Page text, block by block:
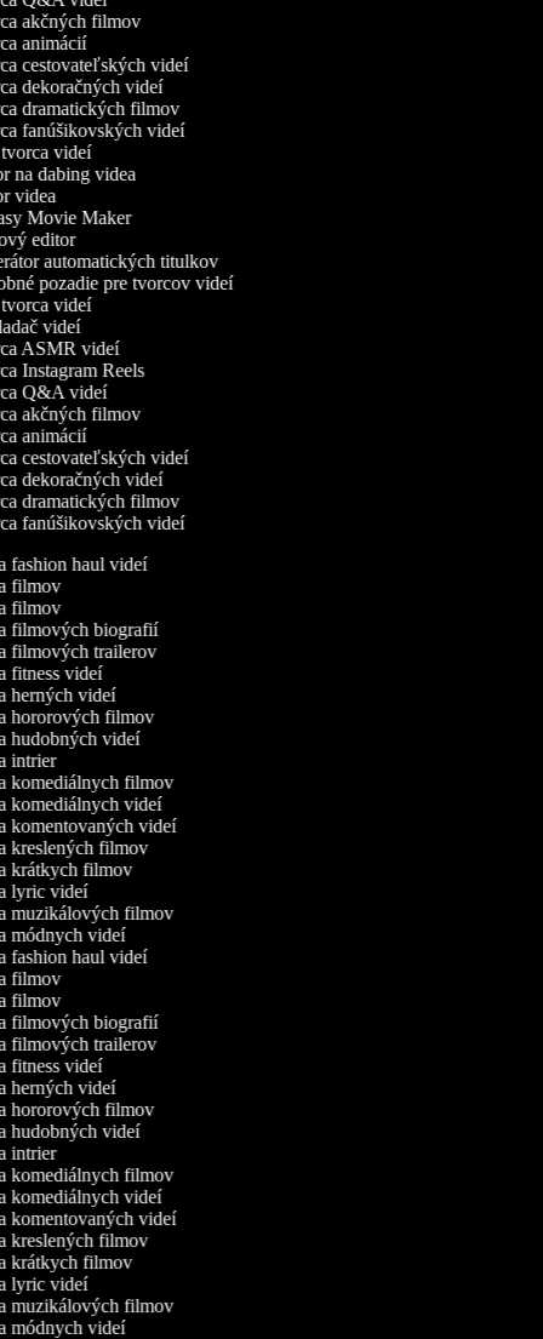
akčných filmov
animácií
cestovateľských videí
dekoračných videí
dramatických filmov
fanúšikovských videí
videí
na dabing videa
videa
Movie Maker
editor
automatických titulkov
pozadie pre tvorcov videí
videí
videí
ASMR videí
Instagram Reels
Q&A videí
akčných filmov
animácií
cestovateľských videí
dekoračných videí
dramatických filmov
fanúšikovských videí
fashion haul videí
filmov
filmov
filmových biografií
filmových trailerov
fitness videí
herných videí
hororových filmov
hudobných videí
intrier
komediálnych filmov
komediálnych videí
komentovaných videí
kreslených filmov
krátkych filmov
lyric videí
muzikálových filmov
módnych videí
fashion haul videí
filmov
filmov
filmových biografií
filmových trailerov
fitness videí
herných videí
hororových filmov
hudobných videí
intrier
komediálnych filmov
komediálnych videí
komentovaných videí
kreslených filmov
krátkych filmov
lyric videí
muzikálových filmov
módnych videí